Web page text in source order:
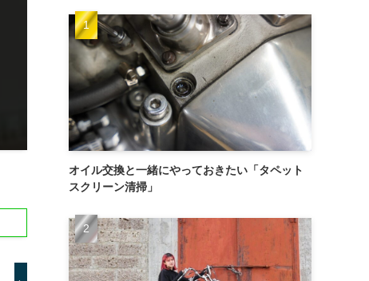
オイル交換と一緒にやっておきたい「タペット
スクリーン清掃」